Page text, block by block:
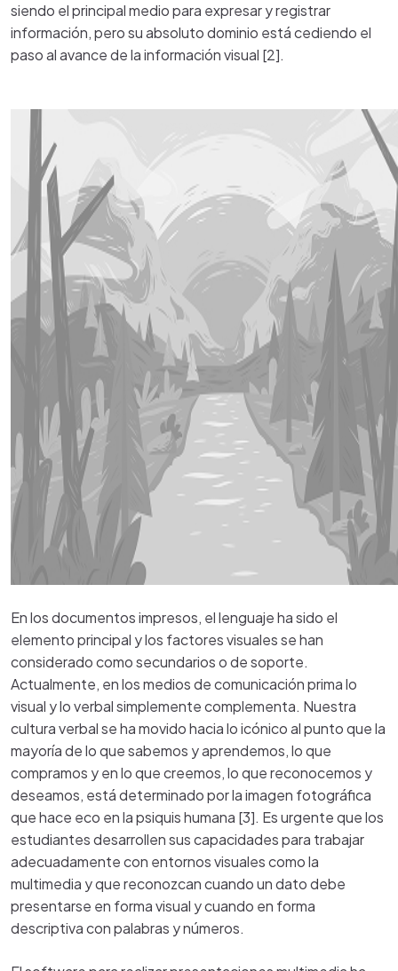
siendo el principal medio para expresar y registrar
información, pero su absoluto dominio está cediendo el
paso al avance de la información visual [2].
En los documentos impresos, el lenguaje ha sido el
elemento principal y los factores visuales se han
considerado como secundarios o de soporte.
Actualmente, en los medios de comunicación prima lo
visual y lo verbal simplemente complementa. Nuestra
cultura verbal se ha movido hacia loicónicoal punto que la
mayoría de lo que sabemos y aprendemos, lo que
compramos y en lo que creemos, lo que reconocemos y
deseamos, está determinado por la imagen fotográfica
que hace eco en lapsiquishumana [3]. Es urgente que los
estudiantes desarrollen sus capacidades para trabajar
adecuadamente con entornos visuales como la
multimedia y que reconozcan cuando un dato debe
presentarse en forma visual y cuando en forma
descriptiva con palabras y números.